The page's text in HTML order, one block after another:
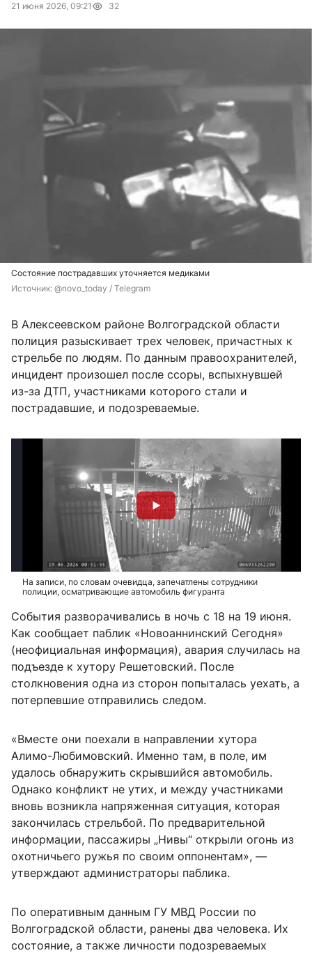
21 июня 2026, 09:21 32
Состояние пострадавших уточняется медиками
Источник: @novo_today / Telegram
В Алексеевском районе Волгоградской области
полиция разыскивает трех человек, причастных к
стрельбе по людям. По данным правоохранителей,
инцидент произошел после ссоры, вспыхнувшей
из-за ДТП, участниками которого стали и
пострадавшие, и подозреваемые.
На записи, по словам очевидца, запечатлены сотрудники
полиции, осматривающие автомобиль фигуранта
События разворачивались в ночь с 18 на 19 июня.
Как сообщает паблик «Новоаннинский Сегодня»
(неофициальная информация), авария случилась на
подъезде к хутору Решетовский. После
столкновения одна из сторон попыталась уехать, а
потерпевшие отправились следом.
«Вместе они поехали в направлении хутора
Алимо-Любимовский. Именно там, в поле, им
удалось обнаружить скрывшийся автомобиль.
Однако конфликт не утих, и между участниками
вновь возникла напряженная ситуация, которая
закончилась стрельбой. По предварительной
информации, пассажиры „Нивы“ открыли огонь из
охотничьего ружья по своим оппонентам», —
утверждают администраторы паблика.
По оперативным данным ГУ МВД России по
Волгоградской области, ранены два человека. Их
состояние, а также личности подозреваемых